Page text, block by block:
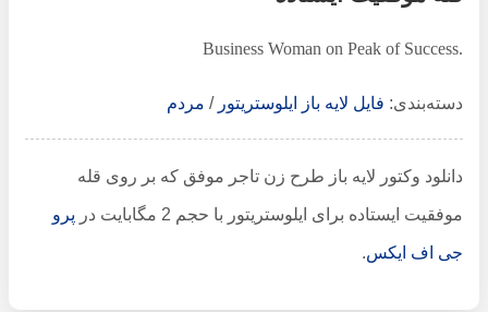
Business Woman on Peak of Success.
دسته‌بندی:فایل لایه باز ایلوستریتور/ مردم
دانلود وکتور لایه باز طرح زن تاجر موفق که بر روی قله
موفقیت ایستاده برای ایلوستریتور با حجم 2 مگابایت در پرو
جی اف ایکس.